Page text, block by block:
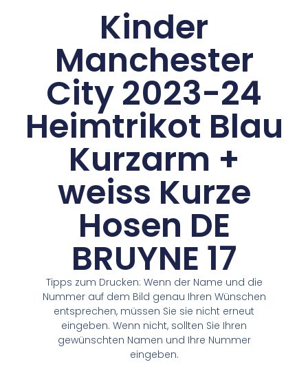
Kinder
Manchester
City 2023-24
Heimtrikot Blau
Kurzarm +
weiss Kurze
Hosen DE
BRUYNE 17
Tipps zum Drucken: Wenn der Name und die
Nummer auf dem Bild genau Ihren Wünschen
entsprechen, müssen Sie sie nicht erneut
eingeben. Wenn nicht, sollten Sie Ihren
gewünschten Namen und Ihre Nummer
eingeben.